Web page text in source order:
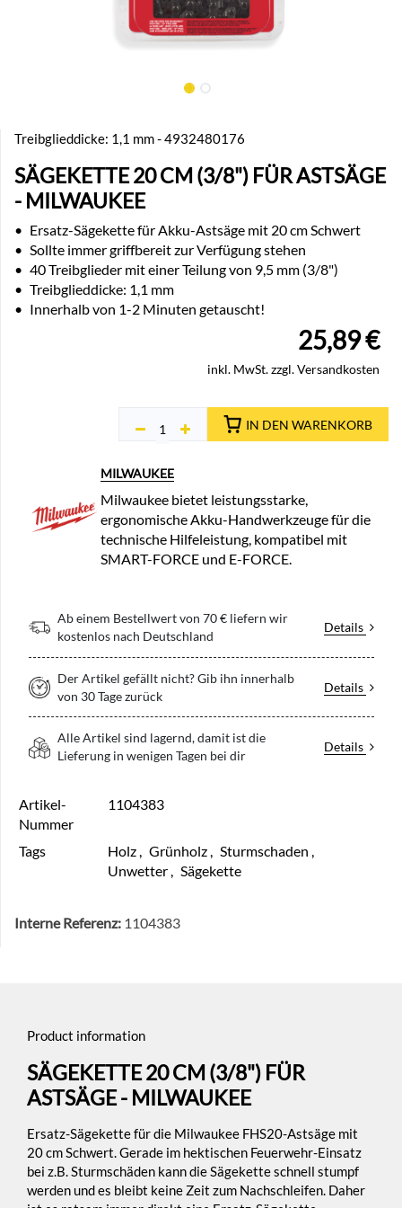
Treibglieddicke: 1,1 mm - 4932480176
SÄGEKETTE 20 CM (3/8") FÜR ASTSÄGE
- MILWAUKEE
• Ersatz-Sägekette für Akku-Astsäge mit 20 cm Schwert
• Sollte immer griffbereit zur Verfügung stehen
• 40 Treibglieder mit einer Teilung von 9,5 mm (3/8")
• Treibglieddicke: 1,1 mm
• Innerhalb von 1-2 Minuten getauscht!
25,89€
inkl. MwSt. zzgl. Versandkosten
IN DEN WARENKORB
MILWAUKEE
Milwaukee bietet leistungsstarke,
ergonomische Akku-Handwerkzeuge für die
technische Hilfeleistung, kompatibel mit
SMART-FORCE und E-FORCE.
Ab einem Bestellwert von 70 € liefern wir
kostenlos nach Deutschland
Details
Der Artikel gefällt nicht? Gib ihn innerhalb
von 30 Tage zurück
Details
Alle Artikel sind lagernd, damit ist die
Lieferung in wenigen Tagen bei dir
Details
Artikel-
Nummer
1104383
Tags Holz, Grünholz, Sturmschaden ,
Unwetter, Sägekette
Interne Referenz: 1104383
Product information
SÄGEKETTE 20 CM (3/8") FÜR
ASTSÄGE - MILWAUKEE
Ersatz-Sägekette für die Milwaukee FHS20-Astsäge mit
20 cm Schwert. Gerade im hektischen Feuerwehr-Einsatz
bei z.B. Sturmschäden kann die Sägekette schnell stumpf
werden und es bleibt keine Zeit zum Nachschleifen. Daher